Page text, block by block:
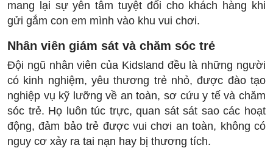
mang lại sự yên tâm tuyệt đối cho khách hàng khi
gửi gắm con em mình vào khu vui chơi.
Nhân viên giám sát và chăm sóc trẻ
Đội ngũ nhân viên của Kidsland đều là những người
có kinh nghiệm, yêu thương trẻ nhỏ, được đào tạo
nghiệp vụ kỹ lưỡng về an toàn, sơ cứu y tế và chăm
sóc trẻ. Họ luôn túc trực, quan sát sát sao các hoạt
động, đảm bảo trẻ được vui chơi an toàn, không có
nguy cơ xảy ra tai nạn hay bị thương tích.